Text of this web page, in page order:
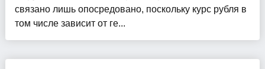
связано лишь опосредовано, поскольку курс рубля в
том числе зависит от ге...